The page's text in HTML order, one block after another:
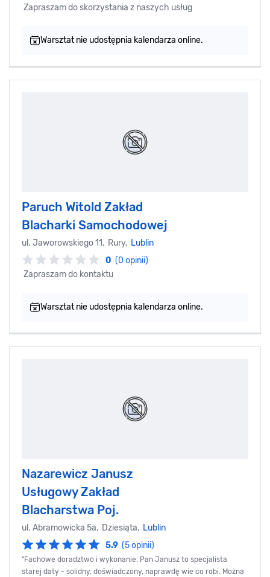
Zapraszam do skorzystania z naszych usług
Warsztat nie udostępnia kalendarza online.
Paruch Witold Zakład
Blacharki Samochodowej
ul. Jaworowskiego 11, Rury, Lublin
0 (0 opinii)
Zapraszam do kontaktu
Warsztat nie udostępnia kalendarza online.
Nazarewicz Janusz
Usługowy Zakład
Blacharstwa Poj.
ul. Abramowicka 5a, Dziesiąta, Lublin
5.9 (5 opinii)
"Fachowe doradztwo i wykonanie. Pan Janusz to specjalista
starej daty - solidny, doświadczony, naprawdę wie co robi. Można